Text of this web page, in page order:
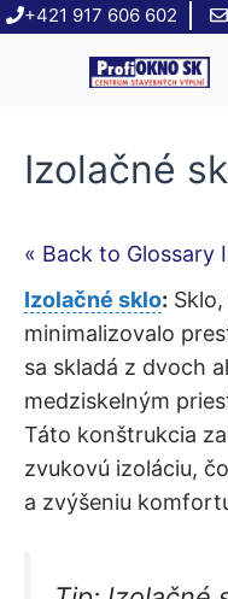
Preskočiť
+421 917 606 602
Izolačné
« Back to Glossary
Izolačné sklo:
minimalizovalo
sa skladá z dvoch
medziskelným
Táto konštrukcia
zvukovú izoláciu,
a zvýšeniu